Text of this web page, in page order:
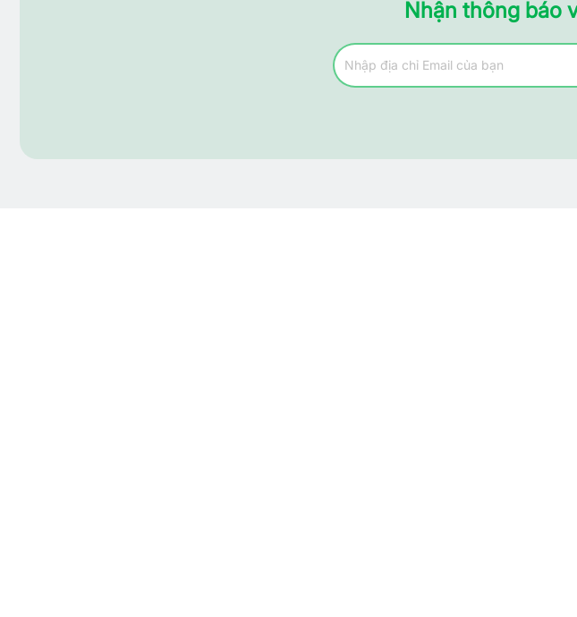
Nhận thông báo